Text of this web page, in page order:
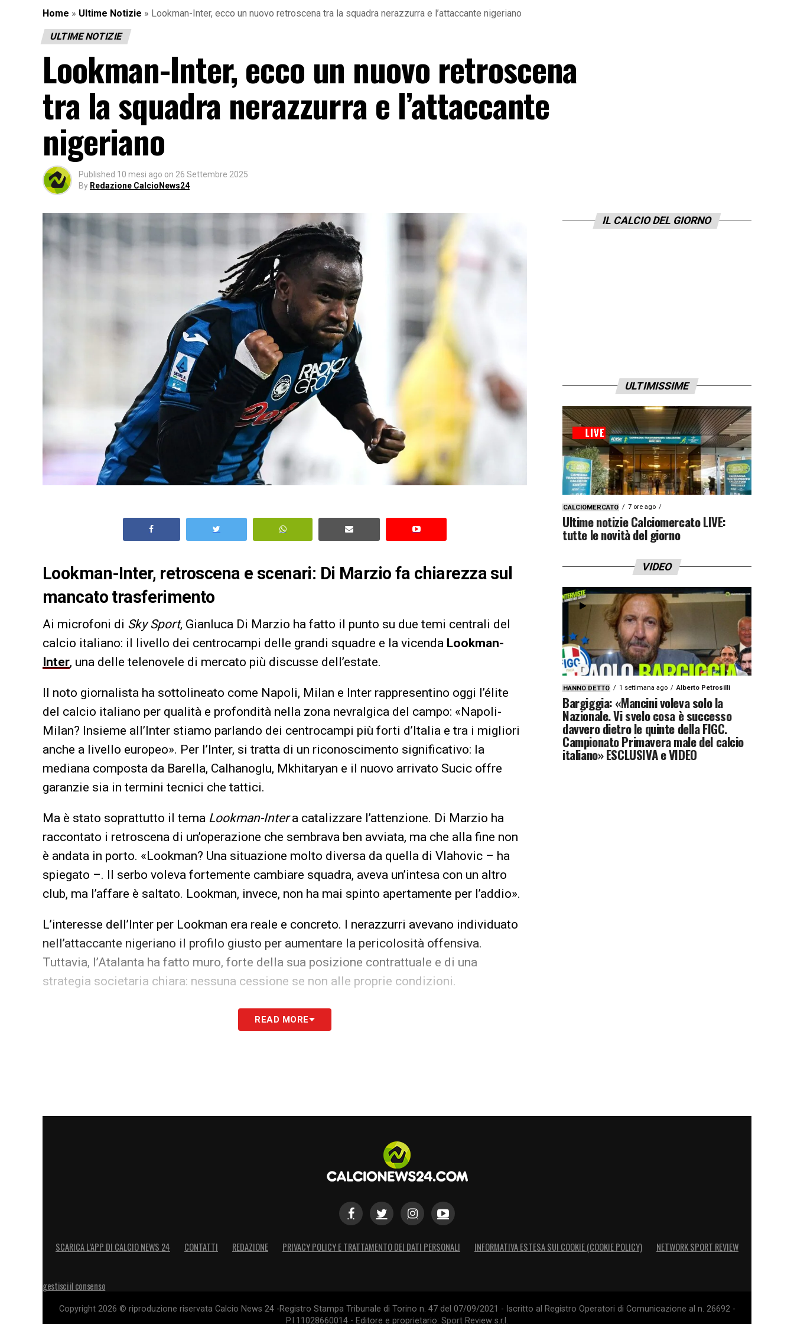
Home » Ultime Notizie » Lookman-Inter, ecco un nuovo retroscena tra la squadra nerazzurra e l’attaccante nigeriano
ULTIME NOTIZIE
Lookman-Inter, ecco un nuovo retroscena
tra la squadra nerazzurra e l’attaccante
nigeriano
Published 10 mesi ago on 26 Settembre 2025
By Redazione CalcioNews24
Lookman-Inter, retroscena e scenari: Di Marzio fa chiarezza sul
mancato trasferimento
Ai microfoni di Sky Sport, Gianluca Di Marzio ha fatto il punto su due temi centrali del
calcio italiano: il livello dei centrocampi delle grandi squadre e la vicenda Lookman-
Inter, una delle telenovele di mercato più discusse dell’estate.
Il noto giornalista ha sottolineato come Napoli, Milan e Inter rappresentino oggi l’élite
del calcio italiano per qualità e profondità nella zona nevralgica del campo: «Napoli-
Milan? Insieme all’Inter stiamo parlando dei centrocampi più forti d’Italia e tra i migliori
anche a livello europeo». Per l’Inter, si tratta di un riconoscimento significativo: la
mediana composta da Barella, Calhanoglu, Mkhitaryan e il nuovo arrivato Sucic offre
garanzie sia in termini tecnici che tattici.
Ma è stato soprattutto il tema Lookman-Intera catalizzare l’attenzione. Di Marzio ha
raccontato i retroscena di un’operazione che sembrava ben avviata, ma che alla fine non
è andata in porto. «Lookman? Una situazione molto diversa da quella di Vlahovic – ha
spiegato –. Il serbo voleva fortemente cambiare squadra, aveva un’intesa con un altro
club, ma l’affare è saltato. Lookman, invece, non ha mai spinto apertamente per l’addio».
L’interesse dell’Inter per Lookman era reale e concreto. I nerazzurri avevano individuato
nell’attaccante nigeriano il profilo giusto per aumentare la pericolosità offensiva.
Tuttavia, l’Atalanta ha fatto muro, forte della sua posizione contrattuale e di una
strategia societaria chiara: nessuna cessione se non alle proprie condizioni.
«A differenza di quanto accaduto in passato, per esempio con Koopmeiners, l’Atalanta
stavolta ha imposto le sue regole – ha aggiunto Di Marzio –. È stato un messaggio
giusta concentrazione e l’armonia con il gruppo, può tornare decisivo. Deve riconquistare
La vicenda Lookman-Inter si è chiusa, almeno per ora. Ma in un mercato sempre più
READ MORE
IL CALCIO DEL GIORNO
ULTIMISSIME
CALCIOMERCATO 7 ore ago
Ultime notizie Calciomercato LIVE:
tutte le novità del giorno
VIDEO
HANNO DETTO 1 settimana ago Alberto Petrosilli
Bargiggia: «Mancini voleva solo la
Nazionale. Vi svelo cosa è successo
davvero dietro le quinte della FIGC.
Campionato Primavera male del calcio
italiano» ESCLUSIVA e VIDEO
SCARICA L’APP DI CALCIO NEWS 24 CONTATTI REDAZIONE PRIVACY POLICY E TRATTAMENTO DEI DATI PERSONALI INFORMATIVA ESTESA SUI COOKIE (COOKIE POLICY) NETWORK SPORT REVIEW
gestisci il consenso
Copyright 2026 © riproduzione riservata Calcio News 24 -Registro Stampa Tribunale di Torino n. 47 del 07/09/2021 - Iscritto al Registro Operatori di Comunicazione al n. 26692 -
P.I.11028660014 - Editore e proprietario: Sport Review s.r.l.